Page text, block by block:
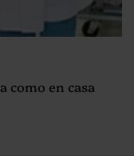
como en casa